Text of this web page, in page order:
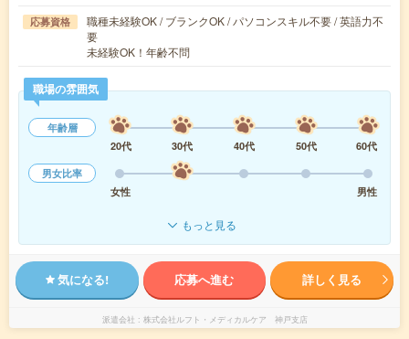
応募資格
職種未経験OK / ブランクOK / パソコンスキル不要 / 英語力不
要
未経験OK！年齢不問
職場の雰囲気
年齢層
20代
30代 40代 50代
60代
男女比率
女性
男性
もっと見る
気になる! 応募へ進む 詳しく見る
派遣会社 株式会社ルフト・メディカルケア 神戸支店